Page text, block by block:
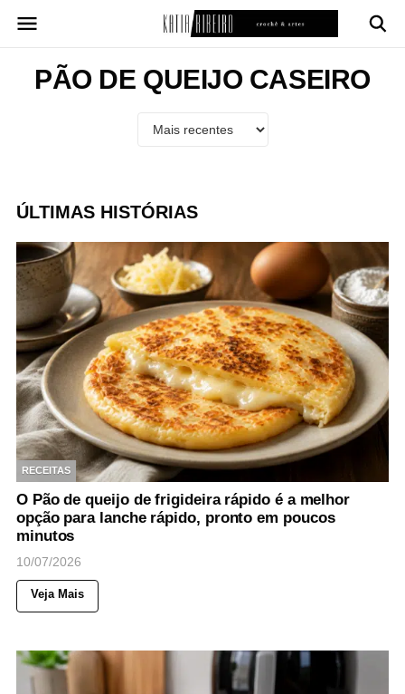
para
conteúdoPÃO DE QUEIJO CASEIRO
ÚLTIMAS HISTÓRIAS
RECEITAS
O Pão de queijo de frigideira rápido é a melhor
opção para lanche rápido, pronto em poucos
minutos
10/07/2026
Veja Mais